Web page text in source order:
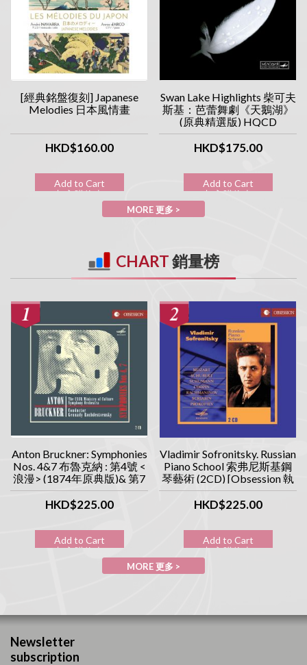
[經典銘盤復刻] Japanese
Melodies 日本風情畫
HKD$160.00
Add to Cart
加入購物車
Swan Lake Highlights 柴可夫
斯基：芭蕾舞劇《天鵝湖》
(原典精選版) HQCD
HKD$175.00
Add to Cart
加入購物車
MORE 更多 >
CHART銷量榜
Anton Bruckner: Symphonies
Nos. 4&7 布魯克納 : 第4號 <
浪漫> (1874年原典版)& 第7
號交響曲 (1885年原典版)
(2CD) [Obsession 執念系列]
HKD$225.00
Add to Cart
加入購物車
Vladimir Sofronitsky. Russian
Piano School 索弗尼斯基鋼
琴藝術 (2CD) [Obsession 執
念系列]
HKD$225.00
Add to Cart
加入購物車
MORE 更多 >
Newsletter
subscription